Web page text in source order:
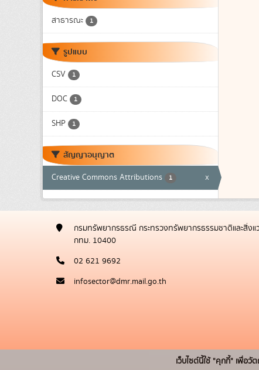
สาธารณะ 1
รูปแบบ
CSV 1
DOC 1
SHP 1
สัญญาอนุญาต
Creative Commons Attributions 1 x
กรมทรัพยากรธรณี กระทรวงทรัพยากรธรรมชาติและสิ่ง
กทม. 10400
02 621 9692
infosector@dmr.mail.go.th
เว็บไซต์นี้ใช้ "คุกกี้" เพื่อ